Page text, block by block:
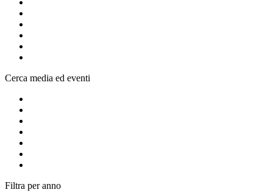
Cerca media ed eventi
Filtra per anno